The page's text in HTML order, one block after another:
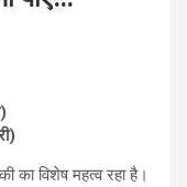
का विशेष महत्व रहा है।